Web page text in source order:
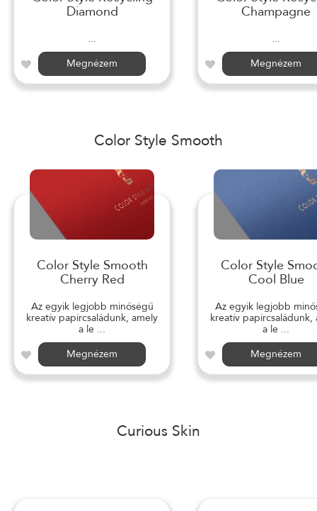
Diamond
...
Megnézem
Champagne
...
Megnézem
Color Style Smooth
Color Style Smooth
Cherry Red
Az egyik legjobb minőségű
kreatív papírcsaládunk, amely
a le ...
Megnézem
Color Style
Cool Blue
Az egyik legjobb
kreatív papírcsaládunk,
a le ...
Megnézem
Curious Skin